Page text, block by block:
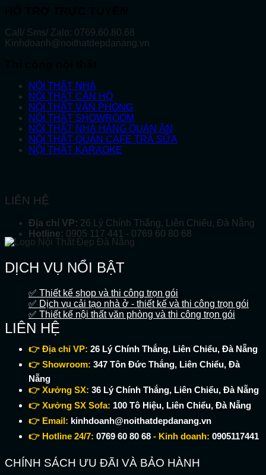
Call/ Sms/ Zalo: 0769.60.80.68
Kinhdoanh@noithatdepdanang.vn
NỘI THẤT NHÀ
NỘI THẤT CĂN HỘ
NỘI THẤT VĂN PHÒNG
NỘI THẤT SHOWROOM
NỘI THẤT NHÀ HÀNG QUÁN ĂN
NỘI THẤT QUÁN CAFE TRÀ SỮA
NỘI THẤT KARAOKE
LIÊN HỆ
Địa chỉ VP: 26 Lý Chính Thắng, Liên Chiểu, Đà Nẵng
Hotline: 0905 117 441 - 0769 60 80 68
DỊCH VỤ NỔI BẬT
✅ Thiết kế shop và thi công trọn gói
✅ Dịch vụ cải tạo nhà ở - thiết kế và thi công trọn gói
✅ Thiết kế nội thất văn phòng và thi công trọn gói
LIÊN HỆ
👉 Địa chỉ VP: 26 Lý Chính Thắng, Liên Chiểu, Đà Nẵng
👉 Showroom: 347 Tôn Đức Thắng, Liên Chiểu, Đà
Nẵng
👉 Xưởng SX: 36 Lý Chính Thắng, Liên Chiểu, Đà Nẵng
👉 Xưởng SX Sofa: 100 Tô Hiệu, Liên Chiểu, Đà Nẵng
👉 Email: kinhdoanh@noithatdepdanang.vn
👉 Hotline 24/7: 0769 60 80 68 - Kinh doanh: 0905117441
CHÍNH SÁCH ƯU ĐÃI VÀ BẢO HÀNH